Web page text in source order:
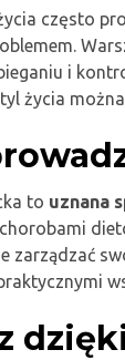
często
i
życia
to uznana
zarządzać